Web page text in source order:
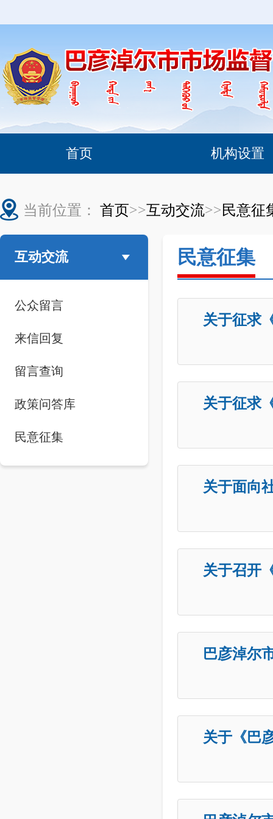
首页 机构设置
当前位置： 首页>>互动交流>>民意征
互动交流
公众留言
来信回复
留言查询
政策问答库
民意征集
民意征集
关于征求
关于征求
关于面向
关于召开
巴彦淖尔
关于《巴